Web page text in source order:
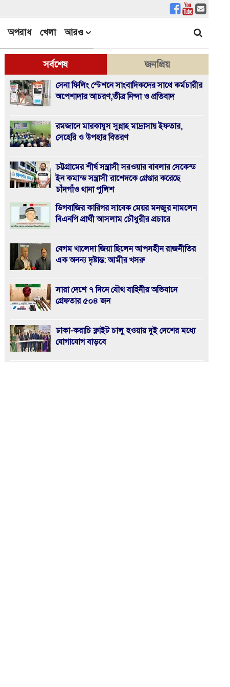
অপরাধ খেলা আরও
সর্বশেষ জনপ্রিয়
সেনা ফিলিং স্টেশনে সাংবাদিকদের সাথে কর্মচারীর
অপেশাদার আচরণ,তীব্র নিন্দা ও প্রতিবাদ
রমজানে মারকাযুস সুন্নাহ মাদ্রাসায় ইফতার,
সেহেরি ও উপহার বিতরণ
চট্টগ্রামের শীর্ষ সন্ত্রাসী সরওয়ার বাবলার সেকেন্ড
ইন কমান্ড সন্ত্রাসী রাশেদকে গ্রেপ্তার করেছে
চাঁদগাঁও থানা পুলিশ
ডিগবাজির কারিগর সাবেক মেয়র মনজুর নামলেন
বিএনপি প্রার্থী আসলাম চৌধুরীর প্রচারে
বেগম খালেদা জিয়া ছিলেন আপসহীন রাজনীতির
এক অনন্য দৃষ্টান্ত: আমীর খসরু
সারা দেশে ৭ দিনে যৌথ বাহিনীর অভিযানে
গ্রেফতার ৫০৪ জন
ঢাকা-করাচি ফ্লাইট চালু হওয়ায় দুই দেশের মধ্যে
যোগাযোগ বাড়বে